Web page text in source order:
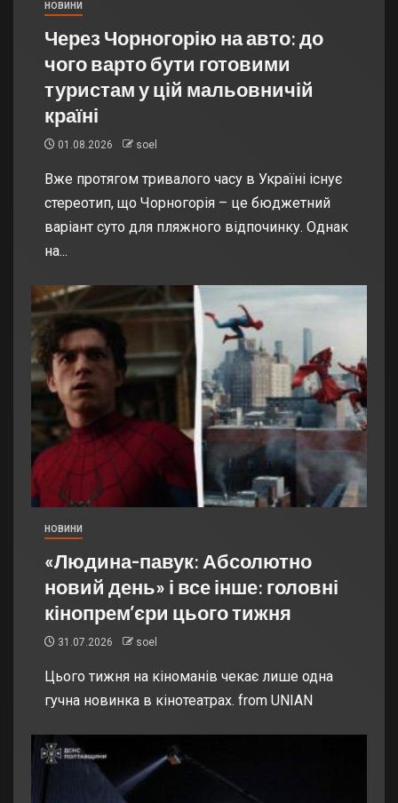
НОВИНИ
Через Чорногорію на авто: до
чого варто бути готовими
туристам у цій мальовничій
країні
01.08.2026 soel
Вже протягом тривалого часу в Україні існує
стереотип, що Чорногорія – це бюджетний
варіант суто для пляжного відпочинку. Однак
на...
НОВИНИ
«Людина-павук: Абсолютно
новий день» і все інше: головні
кінопрем’єри цього тижня
31.07.2026 soel
Цього тижня на кіноманів чекає лише одна
гучна новинка в кінотеатрах. from UNIAN